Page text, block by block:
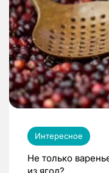
Интересное
Не только